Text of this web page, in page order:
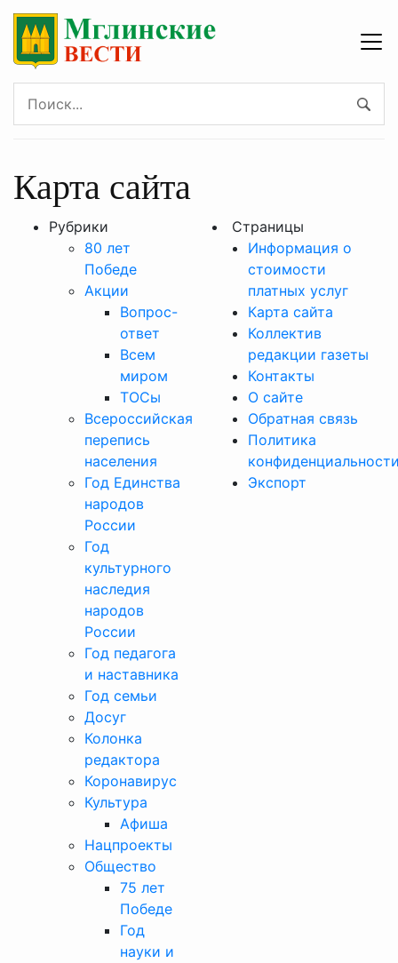
Карта сайта
Рубрики
80 лет
Победе
Акции
Вопрос-
ответ
Всем
миром
ТОСы
Всероссийская
перепись
населения
Год Единства
народов
России
Год
культурного
наследия
народов
России
Год педагога
и наставника
Год семьи
Досуг
Колонка
редактора
Коронавирус
Культура
Афиша
Нацпроекты
Общество
75 лет
Победе
Год
науки и
Страницы
Информация о
стоимости
платных услуг
Карта сайта
Коллектив
редакции газеты
Контакты
О сайте
Обратная связь
Политика
Экспорт